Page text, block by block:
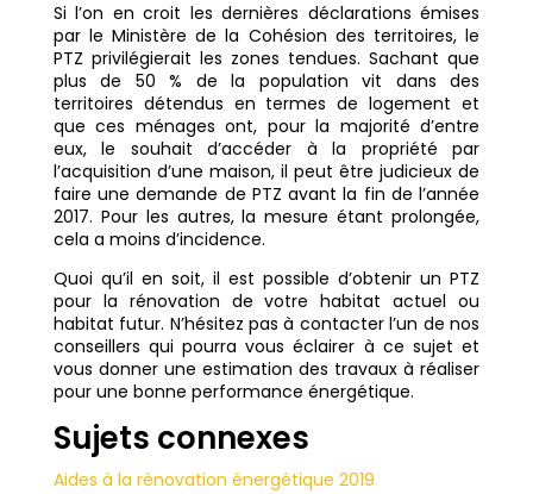
Si l’on en croit les dernières déclarations émises
par le Ministère de la Cohésion des territoires, le
PTZ privilégierait les zones tendues. Sachant que
plus de 50 % de la population vit dans des
territoires détendus en termes de logement et
que ces ménages ont, pour la majorité d’entre
eux, le souhait d’accéder à la propriété par
l’acquisition d’une maison, il peut être judicieux de
faire une demande de PTZ avant la fin de l’année
2017. Pour les autres, la mesure étant prolongée,
cela a moins d’incidence.
Quoi qu’il en soit, il est possible d’obtenir un PTZ
pour la rénovation de votre habitat actuel ou
habitat futur. N’hésitez pas à contacter l’un de nos
conseillers qui pourra vous éclairer à ce sujet et
vous donner une estimation des travaux à réaliser
pour une bonne performance énergétique.
Sujets connexes
Aides à la rénovation énergétique 2019